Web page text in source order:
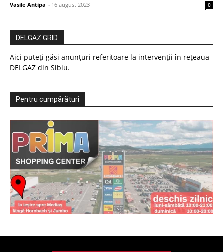
Vasile Antipa - 16 august 2023 0
DELGAZ GRID
Aici puteți găsi anunțuri referitoare la intervenții în rețeaua
DELGAZ din Sibiu.
Pentru cumpărături